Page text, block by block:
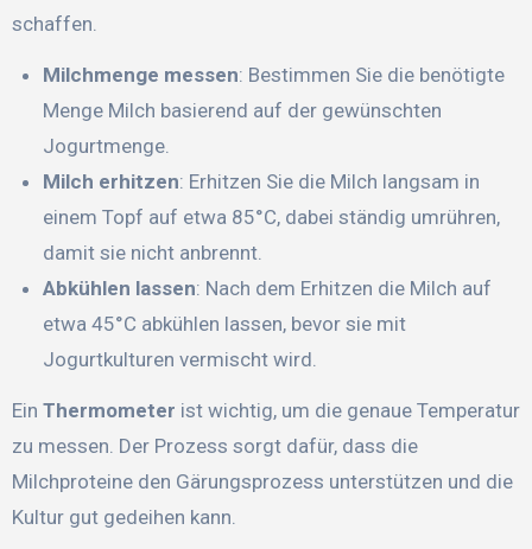
schaffen.
Milchmenge messen: Bestimmen Sie die benötigte
Menge Milch basierend auf der gewünschten
Jogurtmenge.
Milch erhitzen: Erhitzen Sie die Milch langsam in
einem Topf auf etwa 85°C, dabei ständig umrühren,
damit sie nicht anbrennt.
Abkühlen lassen: Nach dem Erhitzen die Milch auf
etwa 45°C abkühlen lassen, bevor sie mit
Jogurtkulturen vermischt wird.
Ein Thermometer ist wichtig, um die genaue Temperatur
zu messen. Der Prozess sorgt dafür, dass die
Milchproteine den Gärungsprozess unterstützen und die
Kultur gut gedeihen kann.